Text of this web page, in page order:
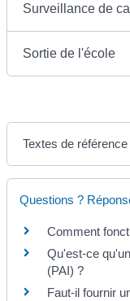
Surveillance de
Sortie de l'école
Textes de référence
Questions ?
Comment
Qu'est-ce
(PAI) ?
Faut-il fournir